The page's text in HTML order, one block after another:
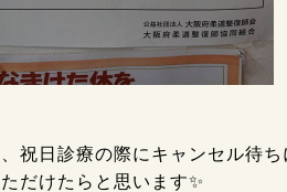
、祝日診療の際にキャンセル待
だけたらと思います✨